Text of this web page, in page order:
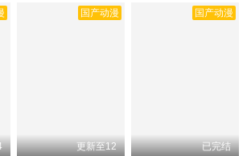
国产动漫
更新至12
国产动漫
已完结